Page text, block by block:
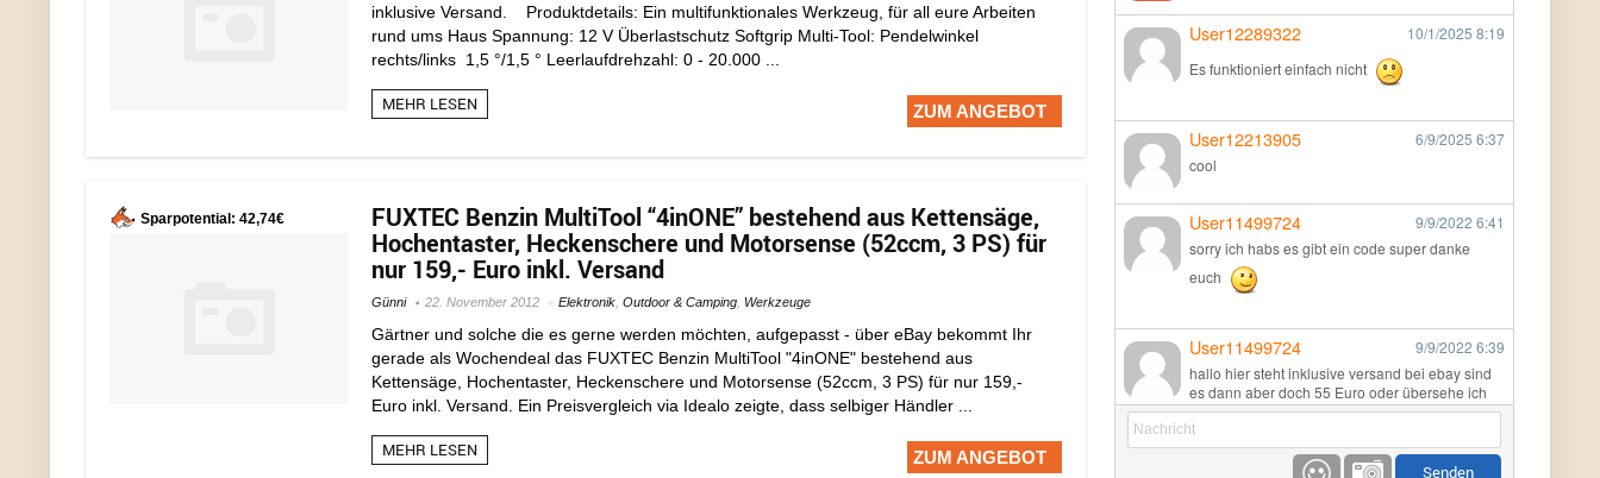
inklusive Versand. Produktdetails: Ein multifunktionales Werkzeug, für all eure Arbeiten
rund ums Haus Spannung: 12 V Überlastschutz Softgrip Multi-Tool: Pendelwinkel
rechts/links 1,5 °/1,5 ° Leerlaufdrehzahl: 0 - 20.000 ...
MEHR LESEN ZUM ANGEBOT
Sparpotential: 42,74€
FUXTEC Benzin MultiTool “4inONE” bestehend aus Kettensäge,
Hochentaster, Heckenschere und Motorsense (52ccm, 3 PS) für
nur 159,- Euro inkl. Versand
Günni 22. November 2012 Elektronik Outdoor & Camping Werkzeuge
Gärtner und solche die es gerne werden möchten, aufgepasst - über eBay bekommt Ihr
gerade als Wochendeal das FUXTEC Benzin MultiTool "4inONE" bestehend aus
Kettensäge, Hochentaster, Heckenschere und Motorsense (52ccm, 3 PS) für nur 159,-
Euro inkl. Versand. Ein Preisvergleich via Idealo zeigte, dass selbiger Händler ...
MEHR LESEN ZUM ANGEBOT
User12289322 10/1/2025 8:19
Es funktioniert einfach nicht
User12213905 6/9/2025 6:37
cool
User11499724 9/9/2022 6:41
sorry ich habs es gibt ein code super danke
euch
User11499724 9/9/2022 6:39
hallo hier steht inklusive versand bei ebay sind
es dann aber doch 55 Euro oder übersehe ich
etwas